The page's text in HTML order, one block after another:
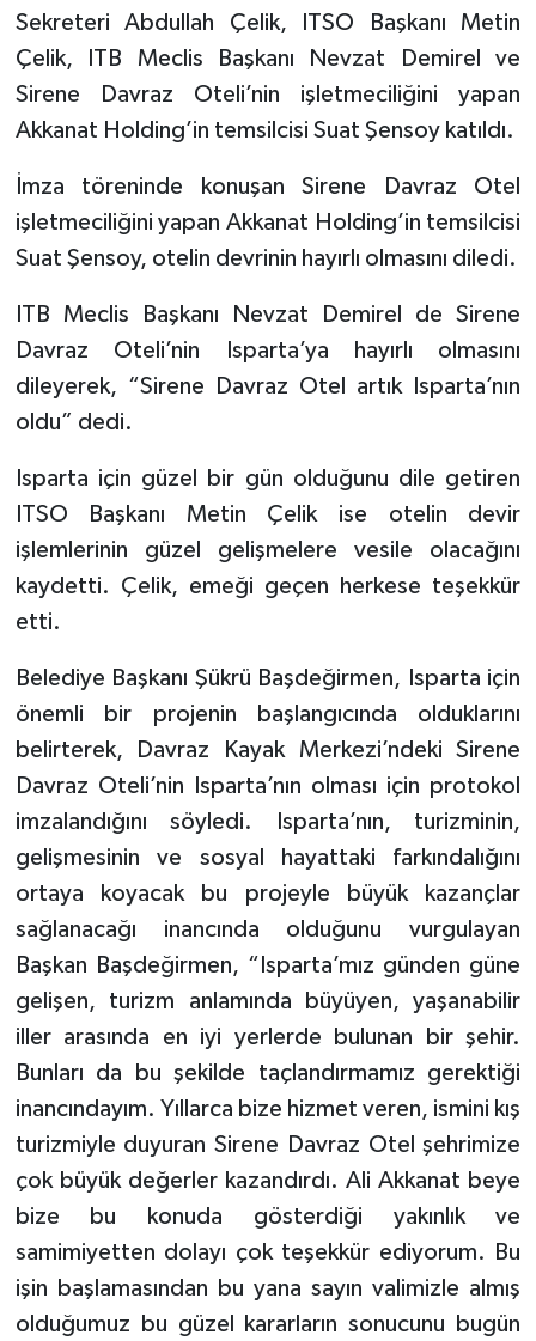
Sekreteri Abdullah Çelik, ITSO Başkanı Metin
Çelik, ITB Meclis Başkanı Nevzat Demirel ve
Sirene Davraz Oteli’nin işletmeciliğini yapan
Akkanat Holding’in temsilcisi Suat Şensoy katıldı.
İmza töreninde konuşan Sirene Davraz Otel
işletmeciliğini yapan Akkanat Holding’in temsilcisi
Suat Şensoy, otelin devrinin hayırlı olmasını diledi.
ITB Meclis Başkanı Nevzat Demirel de Sirene
Davraz Oteli’nin Isparta’ya hayırlı olmasını
dileyerek, “Sirene Davraz Otel artık Isparta’nın
oldu” dedi.
Isparta için güzel bir gün olduğunu dile getiren
ITSO Başkanı Metin Çelik ise otelin devir
işlemlerinin güzel gelişmelere vesile olacağını
kaydetti. Çelik, emeği geçen herkese teşekkür
etti.
Belediye Başkanı Şükrü Başdeğirmen, Isparta için
önemli bir projenin başlangıcında olduklarını
belirterek, Davraz Kayak Merkezi’ndeki Sirene
Davraz Oteli’nin Isparta’nın olması için protokol
imzalandığını söyledi. Isparta’nın, turizminin,
gelişmesinin ve sosyal hayattaki farkındalığını
ortaya koyacak bu projeyle büyük kazançlar
sağlanacağı inancında olduğunu vurgulayan
Başkan Başdeğirmen, “Isparta’mız günden güne
gelişen, turizm anlamında büyüyen, yaşanabilir
iller arasında en iyi yerlerde bulunan bir şehir.
Bunları da bu şekilde taçlandırmamız gerektiği
inancındayım. Yıllarca bize hizmet veren, ismini kış
turizmiyle duyuran Sirene Davraz Otel şehrimize
çok büyük değerler kazandırdı. Ali Akkanat beye
bize bu konuda gösterdiği yakınlık ve
samimiyetten dolayı çok teşekkür ediyorum. Bu
işin başlamasından bu yana sayın valimizle almış
olduğumuz bu güzel kararların sonucunu bugün